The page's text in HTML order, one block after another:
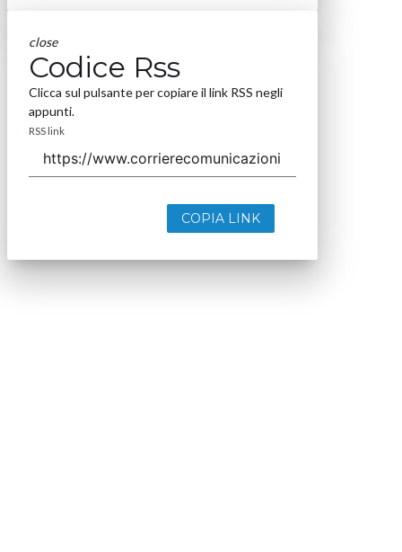
close
Codice Rss
Clicca sul pulsante per copiare il link RSS negli
appunti.
RSS link
COPIA LINK